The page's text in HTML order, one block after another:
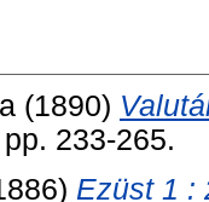
(1890)
233-265.
Ezüst 1 :